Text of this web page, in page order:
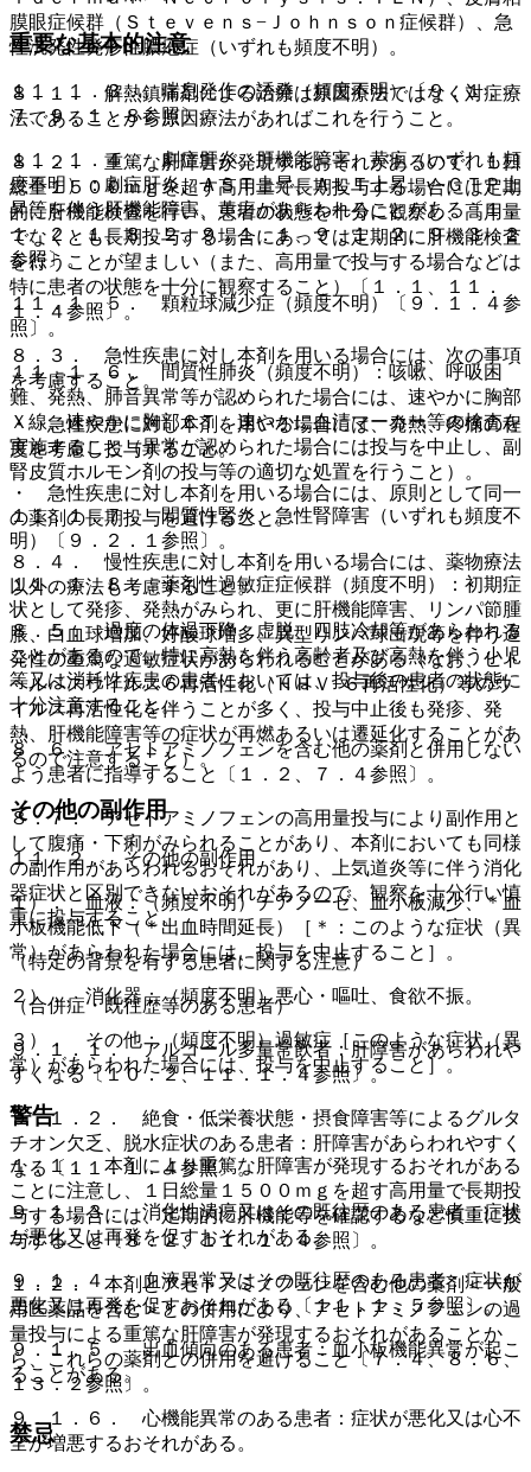
重要な基本的注意
８．１． 解熱鎮痛剤による治療は原因療法ではなく対症療
法であることから原因療法があればこれを行うこと。
８．２． 重篤な肝障害が発現するおそれがあるので、１日
総量１５００ｍｇを超す高用量で長期投与する場合には定期
的に肝機能検査を行い、患者の状態を十分に観察し、高用量
でなくとも長期投与する場合にあっては定期的に肝機能検査
を行うことが望ましい（また、高用量で投与する場合などは
特に患者の状態を十分に観察すること）〔１．１、１１．
１．４参照〕。
８．３． 急性疾患に対し本剤を用いる場合には、次の事項
を考慮すること。
・ 急性疾患に対し本剤を用いる場合には、発熱、疼痛の程
度を考慮し投与すること。
・ 急性疾患に対し本剤を用いる場合には、原則として同一
の薬剤の長期投与を避けること。
８．４． 慢性疾患に対し本剤を用いる場合には、薬物療法
以外の療法も考慮すること。
８．５． 過度の体温下降、虚脱、四肢冷却等があらわれる
ことがあるので、特に高熱を伴う高齢者及び高熱を伴う小児
等又は消耗性疾患の患者においては、投与後の患者の状態に
十分注意すること。
８．６． アセトアミノフェンを含む他の薬剤と併用しない
よう患者に指導すること〔１．２、７．４参照〕。
８．７． アセトアミノフェンの高用量投与により副作用と
して腹痛・下痢がみられることがあり、本剤においても同様
の副作用があらわれるおそれがあり、上気道炎等に伴う消化
器症状と区別できないおそれがあるので、観察を十分行い慎
重に投与すること。
（特定の背景を有する患者に関する注意）
（合併症・既往歴等のある患者）
９．１．１． アルコール多量常飲者：肝障害があらわれや
すくなる〔１０．２、１１．１．４参照〕。
９．１．２． 絶食・低栄養状態・摂食障害等によるグルタ
チオン欠乏、脱水症状のある患者：肝障害があらわれやすく
なる〔１１．１．４参照〕。
９．１．３． 消化性潰瘍又はその既往歴のある患者：症状
が悪化又は再発を促すおそれがある。
９．１．４． 血液異常又はその既往歴のある患者：症状が
悪化又は再発を促すおそれがある〔１１．１．５参照〕。
９．１．５． 出血傾向のある患者：血小板機能異常が起こ
ることがある。
９．１．６． 心機能異常のある患者：症状が悪化又は心不
全が増悪するおそれがある。
膜眼症候群（Ｓｔｅｖｅｎｓ−Ｊｏｈｎｓｏｎ症候群）、急
性汎発性発疹性膿疱症（いずれも頻度不明）。
１１．１．３． 喘息発作の誘発（頻度不明）〔９．１．
７、９．１．８参照〕。
１１．１．４． 劇症肝炎、肝機能障害、黄疸（いずれも頻
度不明）：劇症肝炎、ＡＳＴ上昇、ＡＬＴ上昇、γ−ＧＴＰ上
昇等を伴う肝機能障害、黄疸があらわれることがある〔１．
１、２．１、８．２、９．１．１、９．１．２、９．３．２
参照〕。
１１．１．５． 顆粒球減少症（頻度不明）〔９．１．４参
照〕。
１１．１．６． 間質性肺炎（頻度不明）：咳嗽、呼吸困
難、発熱、肺音異常等が認められた場合には、速やかに胸部
Ｘ線、速やかに胸部ＣＴ、速やかに血清マーカー等の検査を
実施すること（異常が認められた場合には投与を中止し、副
腎皮質ホルモン剤の投与等の適切な処置を行うこと）。
１１．１．７． 間質性腎炎、急性腎障害（いずれも頻度不
明）〔９．２．１参照〕。
１１．１．８． 薬剤性過敏症症候群（頻度不明）：初期症
状として発疹、発熱がみられ、更に肝機能障害、リンパ節腫
脹、白血球増加、好酸球増多、異型リンパ球出現等を伴う遅
発性の重篤な過敏症状があらわれることがある（なお、ヒト
ヘルペスウイルス６再活性化（ＨＨＶ−６再活性化）等のウ
イルス再活性化を伴うことが多く、投与中止後も発疹、発
熱、肝機能障害等の症状が再燃あるいは遷延化することがあ
るので注意すること）。
その他の副作用
１１．２． その他の副作用
１）． 血液：（頻度不明）チアノーゼ、血小板減少、＊血
小板機能低下（＊出血時間延長）［＊：このような症状（異
常）があらわれた場合には、投与を中止すること］。
２）． 消化器：（頻度不明）悪心・嘔吐、食欲不振。
３）． その他：（頻度不明）過敏症［このような症状（異
常）があらわれた場合には、投与を中止すること］。
警告
１．１． 本剤により重篤な肝障害が発現するおそれがある
ことに注意し、１日総量１５００ｍｇを超す高用量で長期投
与する場合には、定期的に肝機能等を確認するなど慎重に投
与すること〔８．２、１１．１．４参照〕。
１．２． 本剤とアセトアミノフェンを含む他の薬剤＜一般
用医薬品を含む＞との併用により、アセトアミノフェンの過
量投与による重篤な肝障害が発現するおそれがあることか
ら、これらの薬剤との併用を避けること〔７．４、８．６、
１３．２参照〕。
禁忌